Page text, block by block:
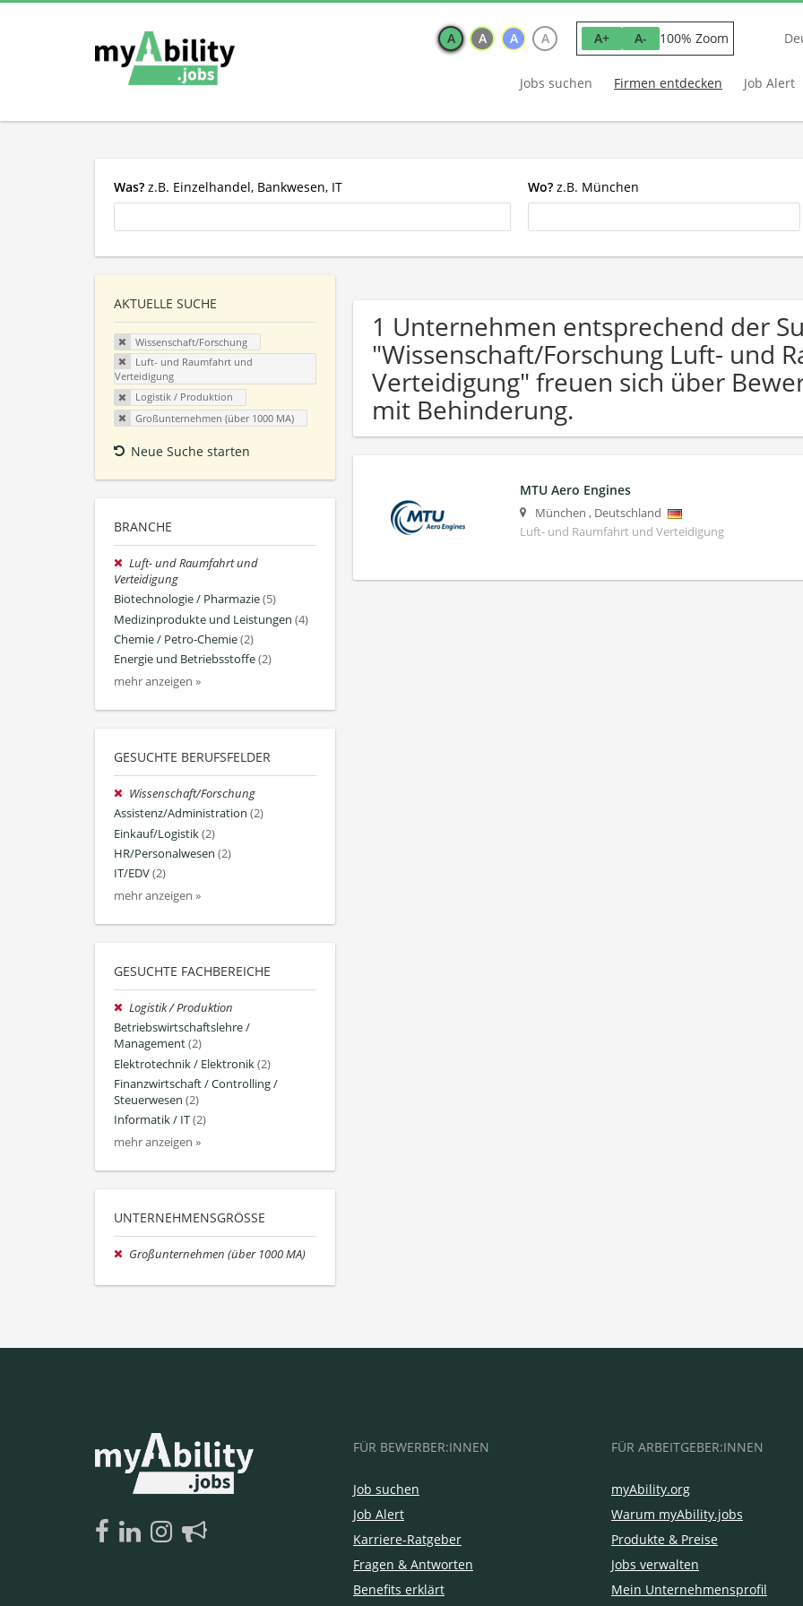
A A A A A+ A- 100% Zoom
Jobs suchen Firmen entdecken Job Alert
Was? z.B. Einzelhandel, Bankwesen, IT Wo? z.B. München
AKTUELLE SUCHE
Wissenschaft/Forschung
Luft- und Raumfahrt und
Verteidigung
Logistik / Produktion
Großunternehmen (über 1000 MA)
Neue Suche starten
BRANCHE
Luft- und Raumfahrt und
Verteidigung
Biotechnologie / Pharmazie(5)
Medizinprodukte und Leistungen (4)
Chemie / Petro-Chemie(2)
Energie und Betriebsstoffe(2)
mehr anzeigen »
GESUCHTE BERUFSFELDER
Wissenschaft/Forschung
Assistenz/Administration (2)
Einkauf/Logistik(2)
HR/Personalwesen (2)
IT/EDV(2)
mehr anzeigen »
GESUCHTE FACHBEREICHE
Logistik / Produktion
Betriebswirtschaftslehre /
Management(2)
Elektrotechnik / Elektronik(2)
Finanzwirtschaft / Controlling /
Steuerwesen (2)
Informatik / IT(2)
mehr anzeigen »
UNTERNEHMENSGRÖSSE
Großunternehmen (über 1000 MA)
1 Unternehmen entsprechend der
"Wissenschaft/Forschung Luft- und
Verteidigung" freuen sich über
mit Behinderung.
MTU Aero Engines
München , Deutschland
Luft- und Raumfahrt und Verteidigung
FÜR BEWERBER:INNEN
Job suchen
Job Alert
Karriere-Ratgeber
Fragen & Antworten
Benefits erklärt
FÜR ARBEITGEBER:INNEN
myAbility.org
Warum myAbility.jobs
Produkte & Preise
Jobs verwalten
Mein Unternehmensprofil